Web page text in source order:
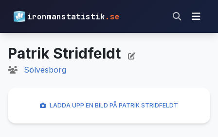
ironmanstatistik.se
Patrik Stridfeldt
Sölvesborg
LADDA UPP EN BILD PÅ PATRIK STRIDFELDT